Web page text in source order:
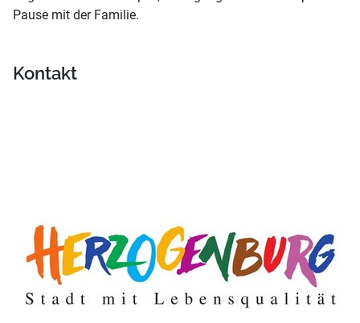
Pause mit der Familie.
Kontakt